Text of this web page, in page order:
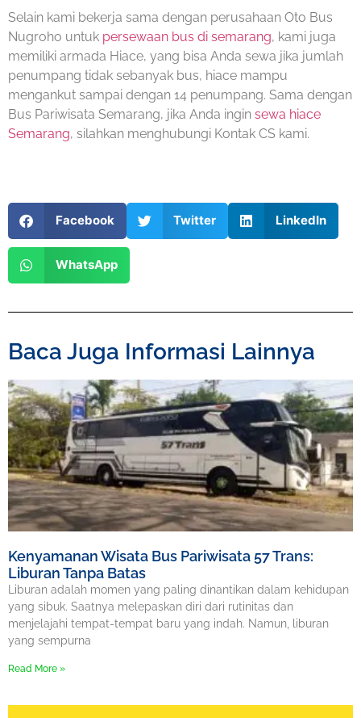
Selain kami bekerja sama dengan perusahaan Oto Bus
Nugroho untuk persewaan bus di semarang, kami juga
memiliki armada Hiace, yang bisa Anda sewa jika jumlah
penumpang tidak sebanyak bus, hiace mampu
mengankut sampai dengan 14 penumpang. Sama dengan
Bus Pariwisata Semarang, jika Anda ingin sewa hiace
Semarang, silahkan menghubungi Kontak CS kami.
Facebook Twitter LinkedIn
WhatsApp
Baca Juga Informasi Lainnya
Kenyamanan Wisata Bus Pariwisata 57 Trans:
Liburan Tanpa Batas
Liburan adalah momen yang paling dinantikan dalam kehidupan
yang sibuk. Saatnya melepaskan diri dari rutinitas dan
menjelajahi tempat-tempat baru yang indah. Namun, liburan
yang sempurna
Read More »